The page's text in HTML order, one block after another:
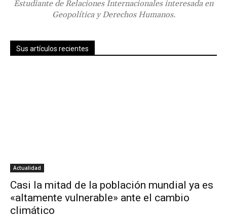
Estudiante de Relaciones Internacionales interesada en
Geopolítica y Derechos Humanos.
Sus artículos recientes
Actualidad
Casi la mitad de la población mundial ya es
«altamente vulnerable» ante el cambio
climático